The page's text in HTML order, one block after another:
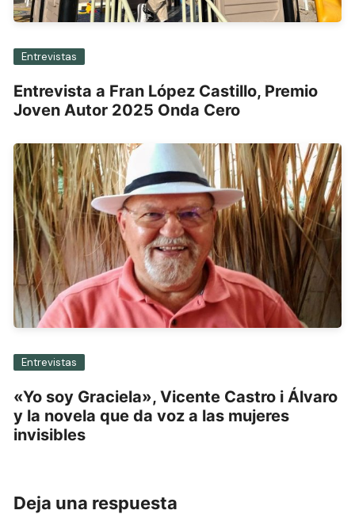
Entrevistas
Entrevista a Fran López Castillo, Premio
Joven Autor 2025 Onda Cero
Entrevistas
«Yo soy Graciela», Vicente Castro i Álvaro
y la novela que da voz a las mujeres
invisibles
Deja una respuesta